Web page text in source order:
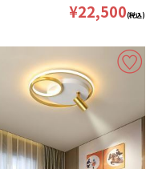
¥22,500(税込)